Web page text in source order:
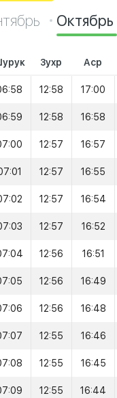
Октябрь
Зухр Аср
12:58 17:00
12:58 16:58
12:57 16:57
12:57 16:55
12:57 16:54
12:57 16:52
12:56 16:51
12:56 16:49
12:56 16:48
12:55 16:46
12:55 16:45
12:55 16:44